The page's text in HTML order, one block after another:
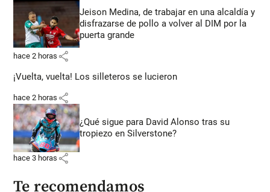
Jeison Medina, de trabajar en una alcaldía y
disfrazarse de pollo a volver al DIM por la
puerta grande
hace 2 horas share
¡Vuelta, vuelta! Los silleteros se lucieron
hace 2 horas share
¿Qué sigue para David Alonso tras su
tropiezo en Silverstone?
hace 3 horas share
Te recomendamos